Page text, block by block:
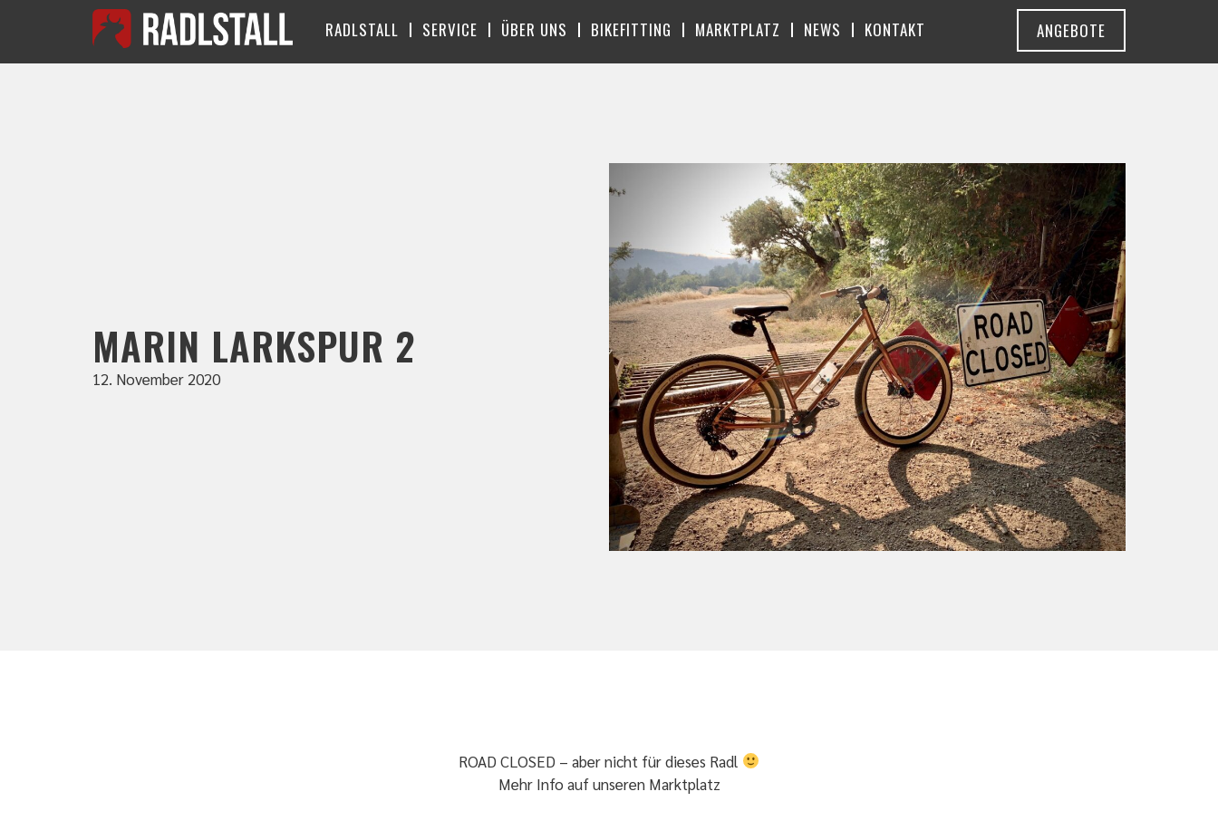
RADLSTALL SERVICE ÜBER UNS BIKEFITTING MARKTPLATZ NEWS KONTAKT ANGEBOTE
MARIN LARKSPUR 2
12. November 2020
ROAD CLOSED – aber nicht für dieses Radl
Mehr Info auf unseren Marktplatz